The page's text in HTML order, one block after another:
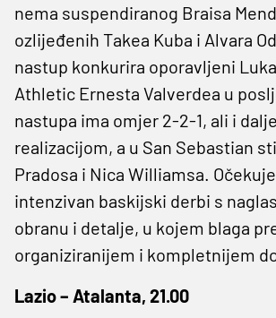
nema suspendiranog Braisa
ozlijeđenih Takea Kuba i Alvara
nastup konkurira oporavljeni
Athletic Ernesta Valverdea u
nastupa ima omjer 2-2-1, ali i
realizacijom, a u San Sebastian
Pradosa i Nica Williamsa.
intenzivan baskijski derbi s
obranu i detalje, u kojem blaga
organiziranijem i kompletnijem
Lazio – Atalanta, 21.00